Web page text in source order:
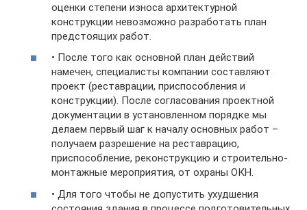
оценки степени износа архитектурной
конструкции невозможно разработать план
предстоящих работ.
• После того как основной план действий
намечен, специалисты компании составляют
проект (реставрации, приспособления и
конструкции). После согласования проектной
документации в установленном порядке мы
делаем первый шаг к началу основных работ –
получаем разрешение на реставрацию,
приспособление, реконструкцию и строительно-
монтажные мероприятия, от охраны ОКН.
• Для того чтобы не допустить ухудшения